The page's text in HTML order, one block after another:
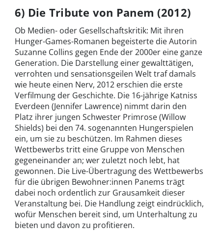
6) Die Tribute von Panem (2012)
Ob Medien- oder Gesellschaftskritik: Mit ihren
Hunger-Games-Romanen begeisterte die Autorin
Suzanne Collins gegen Ende der 2000er eine ganze
Generation. Die Darstellung einer gewalttätigen,
verrohten und sensationsgeilen Welt traf damals
wie heute einen Nerv, 2012 erschien die erste
Verfilmung der Geschichte. Die 16-jährige Katniss
Everdeen (Jennifer Lawrence) nimmt darin den
Platz ihrer jungen Schwester Primrose (Willow
Shields) bei den 74. sogenannten Hungerspielen
ein, um sie zu beschützen. Im Rahmen dieses
Wettbewerbs tritt eine Gruppe von Menschen
gegeneinander an; wer zuletzt noch lebt, hat
gewonnen. Die Live-Übertragung des Wettbewerbs
für die übrigen Bewohner:innen Panems trägt
dabei noch ordentlich zur Grausamkeit dieser
Veranstaltung bei. Die Handlung zeigt eindrücklich,
wofür Menschen bereit sind, um Unterhaltung zu
bieten und davon zu profitieren.